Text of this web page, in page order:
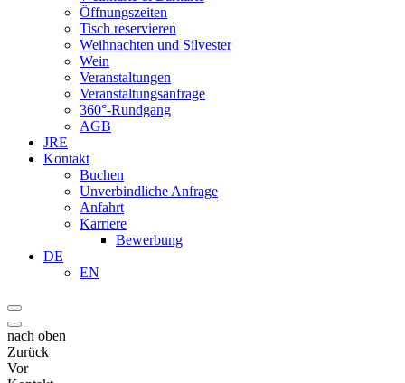
Öffnungszeiten
Tisch reservieren
Weihnachten und Silvester
Wein
Veranstaltungen
Veranstaltungsanfrage
360°-Rundgang
AGB
JRE
Kontakt
Buchen
Unverbindliche Anfrage
Anfahrt
Karriere
Bewerbung
DE
EN
nach oben
Zurück
Vor